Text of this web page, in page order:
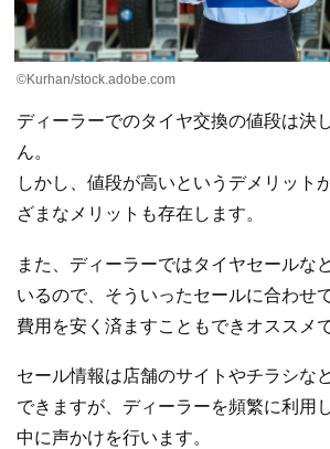
©Kurhan/stock.adobe.com
ディーラーでのタイヤ交換の値段は決
ん。
しかし、値段が高いというデメリット
ざまなメリットも存在します。
また、ディーラーではタイヤセールな
いるので、そういったセールに合わせ
費用を安く済ますこともできオススメで
セール情報は店舗のサイトやチラシな
できますが、ディーラーを頻繁に利用
中に声かけを行います。